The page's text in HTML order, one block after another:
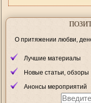
О притяжении любви,
Лучшие материалы
Новые статьи, обзоры
Анонсы мероприятий